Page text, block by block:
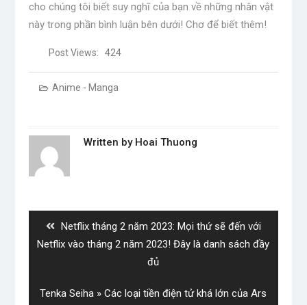
cho chúng tôi biết suy nghĩ của bạn về những nhân vật
này trong phần bình luận bên dưới! Chơ để biết thêm!
Post Views: 424
Anime - Manga
Written by Hoai Thuong
Previous
post:
Netflix tháng 2 năm 2023: Mọi thứ sẽ đến với
Netflix vào tháng 2 năm 2023! Đây là danh sách đầy
đủ
Next
Tenka Seiha » Các loại tiền điện tử khá lớn của Ars